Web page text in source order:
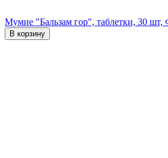
Мумие "Бальзам гор", таблетки, 30
В корзину